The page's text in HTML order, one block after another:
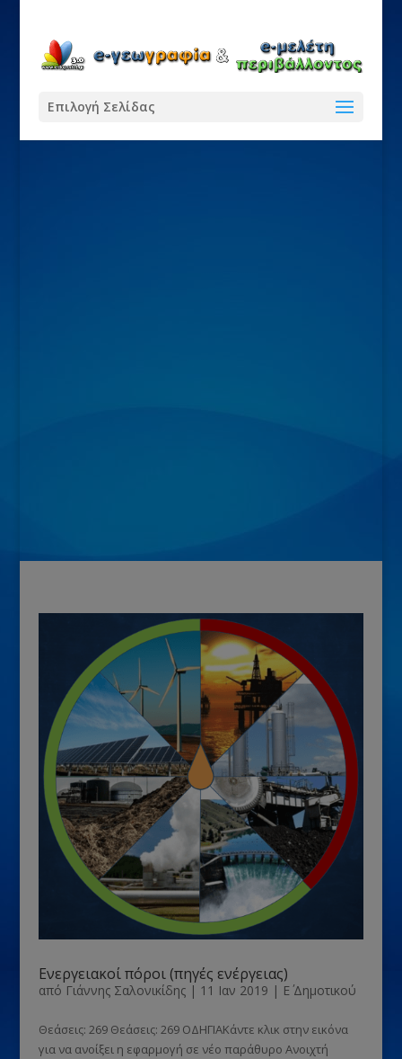
Επιλογή Σελίδας
Ενεργειακοί πόροι (πηγές ενέργειας)
από Γιάννης Σαλονικίδης| 11 Ιαν 2019 | Ε΄ Δημοτικού
Θεάσεις: 269 Θεάσεις: 269 ΟΔΗΓΙΑΚάντε κλικ στην εικόνα
για να ανοίξει η εφαρμογή σε νέο παράθυρο Ανοιχτή